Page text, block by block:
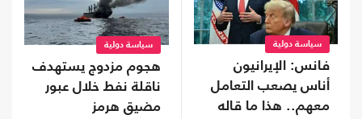
سياسة دولية
فانس: الإيرانيون
أناس يصعب التعامل
معهم.. هذا ما قاله
سياسة دولية
هجوم مزدوج يستهدف
ناقلة نفط خلال عبور
مضيق هرمز